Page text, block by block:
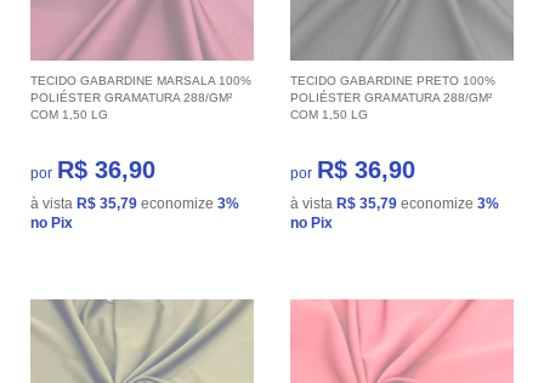
TECIDO GABARDINE MARSALA 100%
POLIÉSTER GRAMATURA 288/GM²
COM 1,50 LG
por R$ 36,90
à vista R$ 35,79 economize 3%
no Pix
TECIDO GABARDINE PRETO 100%
POLIÉSTER GRAMATURA 288/GM²
COM 1,50 LG
por R$ 36,90
à vista R$ 35,79 economize 3%
no Pix